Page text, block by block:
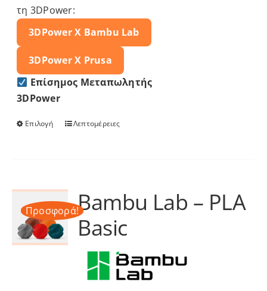
τη 3DPower:
3DPower X Bambu Lab
3DPower X Prusa
Επίσημος Μεταπωλητής
3DPower
Επιλογή
Αυτό
πολλαπλές
παραλλαγές.
Οι
επιλογές
μπορούν
Λεπτομέρειες
Προσφορά!Bambu Lab – PLA
Basic